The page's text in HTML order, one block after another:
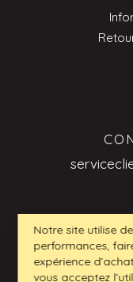
Notre site utilise
performances,
expérience
vous acceptez